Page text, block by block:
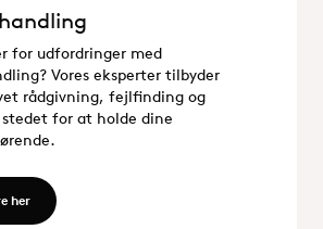
Teknisk support til
for udfordringer med
Vores eksperter tilbyder
rådgivning, fejlfinding og
stedet for at holde dine
herLæs mere her - Teknisk support til